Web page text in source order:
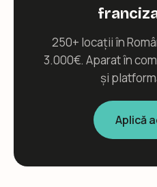
250+ locații în
3.000€. Aparat în
și
Aplică